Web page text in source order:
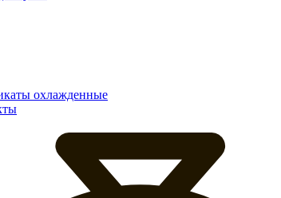
охлажденные